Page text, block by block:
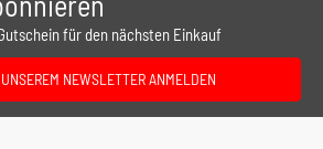
für den nächsten Einkauf
NEWSLETTER ANMELDEN